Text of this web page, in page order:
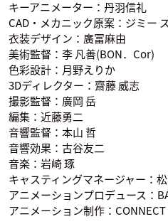
水尾佐保
声優：井上麻里奈 声優：中
一色愛梨
声優：Lynn
キーアニメーター：丹羽信礼
CAD・メカニック原案：ジミー
衣装デザイン：廣冨麻由
美術監督：李 凡善(BON．Cor)
色彩設計：月野えりか
3Dディレクター：齋藤 威志
撮影監督：廣岡 岳
編集：近藤勇二
音響監督：本山 哲
音響効果：古谷友二
音楽：岩崎 琢
キャスティングマネージャー：
アニメーションプロデュース：
アニメーション制作：CONNECT